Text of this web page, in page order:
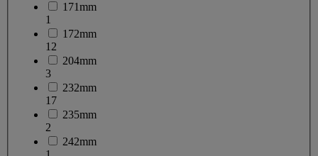
171mm
1
172mm
12
204mm
3
232mm
17
235mm
2
242mm